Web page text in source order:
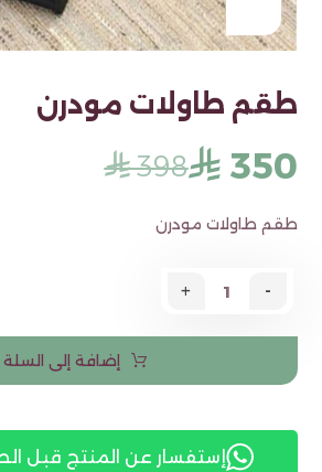
طقم طاولات مودرن
⃁398⃁350
طقم طاولات مودرن
-
+
إضافة إلى السلة
إستفسار عن المنتج قبل